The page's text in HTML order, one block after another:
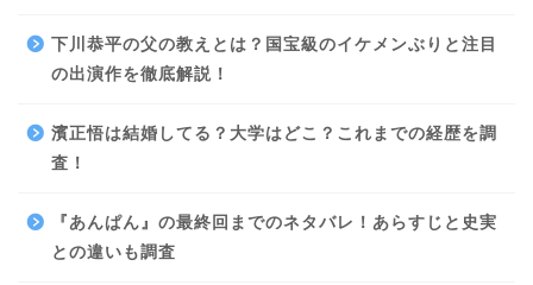
下川恭平の父の教えとは？国宝級のイケメンぶりと注目
の出演作を徹底解説！
濱正悟は結婚してる？大学はどこ？これまでの経歴を調
査！
『あんぱん』の最終回までのネタバレ！あらすじと史実
との違いも調査